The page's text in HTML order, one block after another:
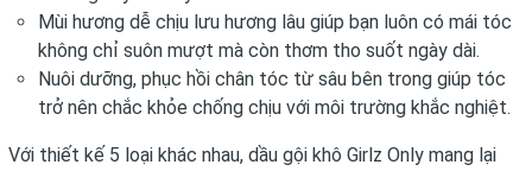
Mùi hương dễ chịu lưu hương lâu giúp bạn luôn có mái tóc
không chỉ suôn mượt mà còn thơm tho suốt ngày dài.
Nuôi dưỡng, phục hồi chân tóc từ sâu bên trong giúp tóc
trở nên chắc khỏe chống chịu với môi trường khắc nghiệt.
Với thiết kế 5 loại khác nhau, dầu gội khô Girlz Only mang lại